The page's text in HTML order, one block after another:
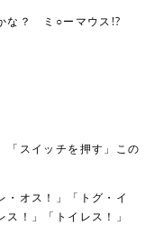
な？ ミ○ーマウス!?
「スイッチを押す」この
・オス！」「トグ・イ
！」「トイレス！」